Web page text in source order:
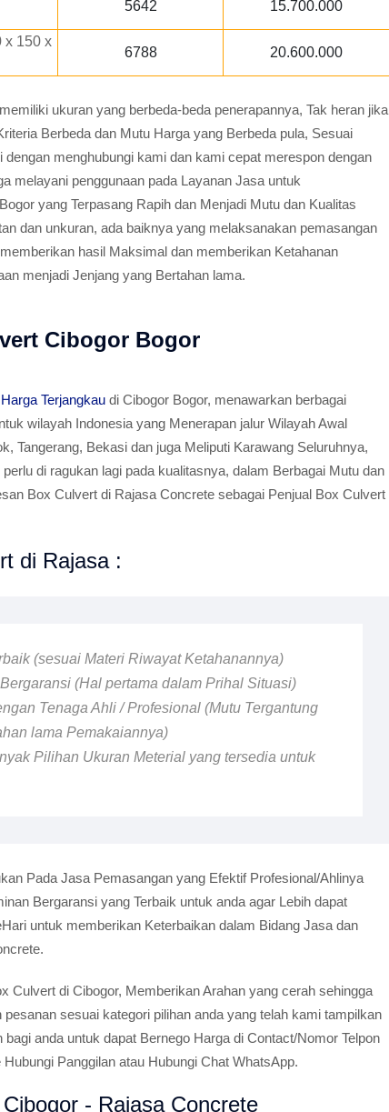
5642 15.700.000
x 150 x
6788 20.600.000
ukuran yang berbeda-beda penerapannya, Tak heran jika
Berbeda dan Mutu Harga yang Berbeda pula, Sesuai
menghubungi kami dan kami cepat merespon dengan
melayani penggunaan pada Layanan Jasa untuk
yang Terpasang Rapih dan Menjadi Mutu dan Kualitas
dan unkuran, ada baiknya yang melaksanakan pemasangan
hasil Maksimal dan memberikan Ketahanan
menjadi Jenjang yang Bertahan lama.
Cibogor Bogor
Terjangkau di Cibogor Bogor, menawarkan berbagai
wilayah Indonesia yang Menerapan jalur Wilayah Awal
Tangerang, Bekasi dan juga Meliputi Karawang Seluruhnya,
di ragukan lagi pada kualitasnya, dalam Berbagai Mutu dan
Box Culvert di Rajasa Concrete sebagai Penjual Box Culvert
di Rajasa :
(sesuai Materi Riwayat Ketahanannya)
(Hal pertama dalam Prihal Situasi)
Tenaga Ahli / Profesional (Mutu Tergantung
lama Pemakaiannya)
Pilihan Ukuran Meterial yang tersedia untuk
Pada Jasa Pemasangan yang Efektif Profesional/Ahlinya
Bergaransi yang Terbaik untuk anda agar Lebih dapat
untuk memberikan Keterbaikan dalam Bidang Jasa dan
Culvert di Cibogor, Memberikan Arahan yang cerah sehingga
sesuai kategori pilihan anda yang telah kami tampilkan
anda untuk dapat Bernego Harga di Contact/Nomor Telpon
Panggilan atau Hubungi Chat WhatsApp.
- Rajasa Concrete